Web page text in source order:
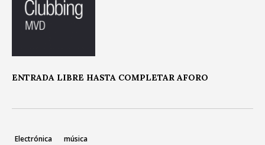
ENTRADA LIBRE HASTA COMPLETAR AFORO
Electrónica música